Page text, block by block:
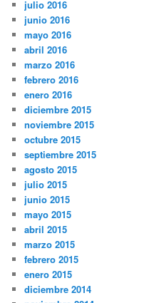
julio 2016
junio 2016
mayo 2016
abril 2016
marzo 2016
febrero 2016
enero 2016
diciembre 2015
noviembre 2015
octubre 2015
septiembre 2015
agosto 2015
julio 2015
junio 2015
mayo 2015
abril 2015
marzo 2015
febrero 2015
enero 2015
diciembre 2014